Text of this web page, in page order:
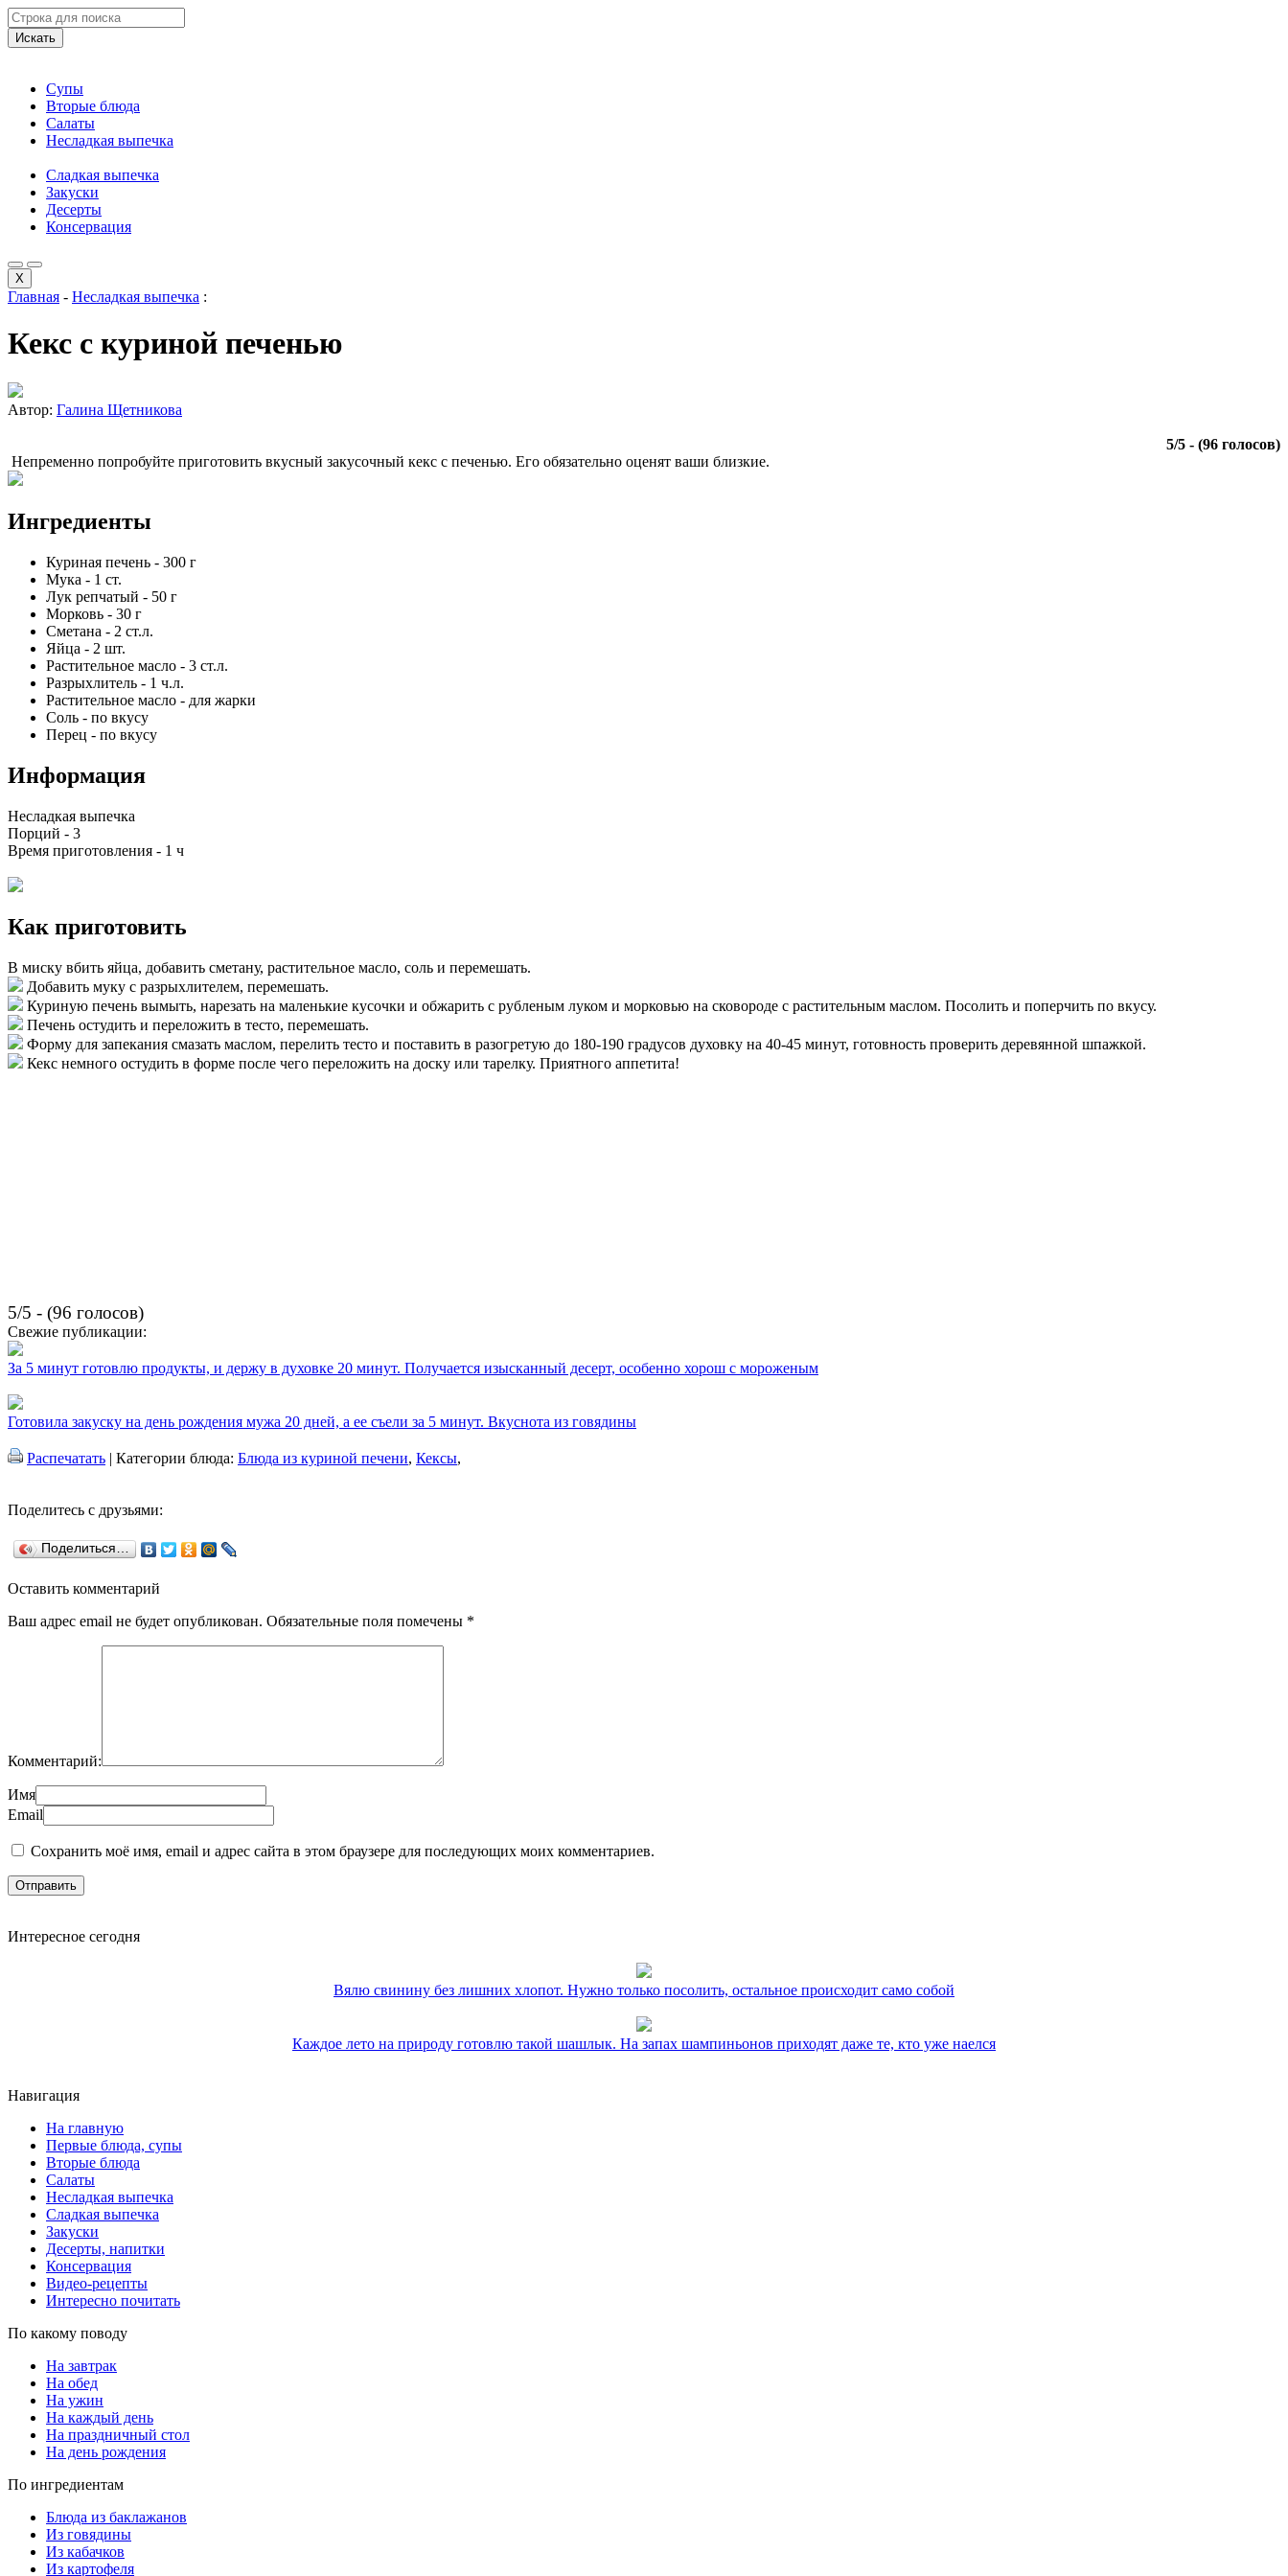
Искать
Супы
Вторые блюда
Салаты
Несладкая выпечка
Сладкая выпечка
Закуски
Десерты
Консервация
X
Главная - Несладкая выпечка :
Кекс с куриной печенью
Автор: Галина Щетникова
5/5 - (96 голосов)
Непременно попробуйте приготовить вкусный закусочный кекс с печенью. Его обязательно оценят ваши близкие.
Ингредиенты
Куриная печень - 300 г
Мука - 1 ст.
Лук репчатый - 50 г
Морковь - 30 г
Сметана - 2 ст.л.
Яйца - 2 шт.
Растительное масло - 3 ст.л.
Разрыхлитель - 1 ч.л.
Растительное масло - для жарки
Соль - по вкусу
Перец - по вкусу
Информация
Несладкая выпечка
Порций - 3
Время приготовления - 1 ч
Как приготовить
В миску вбить яйца, добавить сметану, растительное масло, соль и перемешать.
Добавить муку с разрыхлителем, перемешать.
Куриную печень вымыть, нарезать на маленькие кусочки и обжарить с рубленым луком и морковью на сковороде с растительным маслом. Посолить и поперчить по вкусу.
Печень остудить и переложить в тесто, перемешать.
Форму для запекания смазать маслом, перелить тесто и поставить в разогретую до 180-190 градусов духовку на 40-45 минут, готовность проверить деревянной шпажкой.
Кекс немного остудить в форме после чего переложить на доску или тарелку. Приятного аппетита!
5/5 - (96 голосов)
Свежие публикации:
За 5 минут готовлю продукты, и держу в духовке 20 минут. Получается изысканный десерт, особенно хорош с мороженым
Готовила закуску на день рождения мужа 20 дней, а ее съели за 5 минут. Вкуснота из говядины
Распечатать | Категории блюда: Блюда из куриной печени, Кексы,
Поделитесь с друзьями:
Поделиться…
Оставить комментарий
Ваш адрес email не будет опубликован. Обязательные поля помечены *
Комментарий:
Имя
Email
Сохранить моё имя, email и адрес сайта в этом браузере для последующих моих комментариев.
Интересное сегодня
Вялю свинину без лишних хлопот. Нужно только посолить, остальное происходит само собой
Каждое лето на природу готовлю такой шашлык. На запах шампиньонов приходят даже те, кто уже наелся
Навигация
На главную
Первые блюда, супы
Вторые блюда
Салаты
Несладкая выпечка
Сладкая выпечка
Закуски
Десерты, напитки
Консервация
Видео-рецепты
Интересно почитать
По какому поводу
На завтрак
На обед
На ужин
На каждый день
На праздничный стол
На день рождения
По ингредиентам
Блюда из баклажанов
Из говядины
Из кабачков
Из картофеля